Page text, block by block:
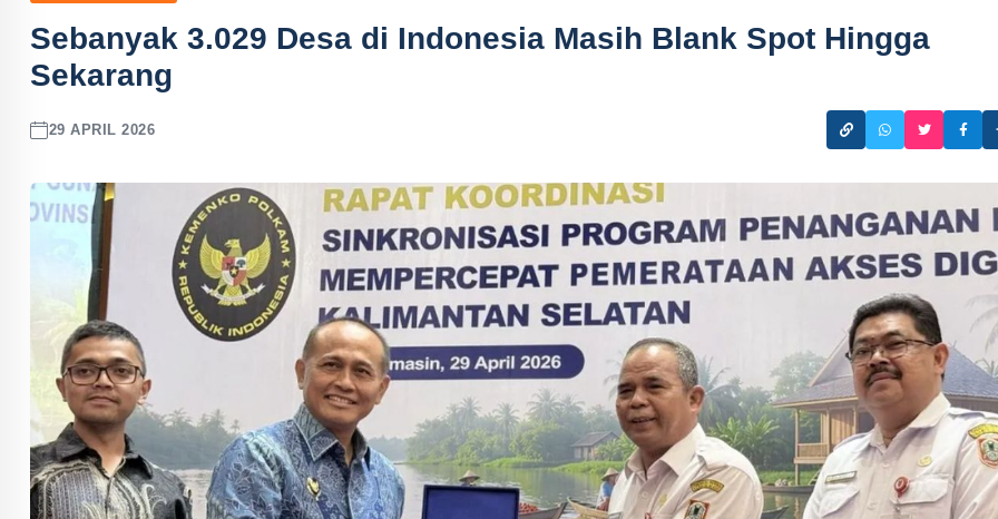
Sebanyak 3.029 Desa di Indonesia Masih Blank Spot Hingga
Sekarang
29 APRIL 2026